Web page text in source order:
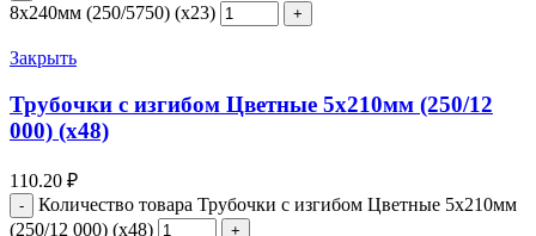
8х240мм (250/5750) (х23)
Закрыть
Трубочки с изгибом Цветные 5х210мм (250/12
000) (х48)
110.20 ₽
Количество товара Трубочки с изгибом Цветные 5х210мм
(250/12 000) (х48)